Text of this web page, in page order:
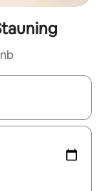
ำรวจผลการค้นหา